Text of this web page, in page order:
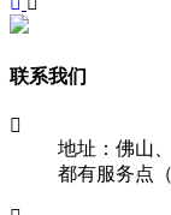
联系我们
地址：佛山
都有服务点